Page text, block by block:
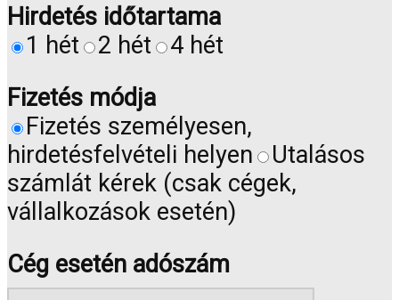
Hirdetés időtartama
1 hét
2 hét
4 hét
Fizetés módja
Fizetés személyesen,
hirdetésfelvételi helyen
Utalásos
számlát kérek (csak cégek,
vállalkozások esetén)
Cég esetén adószám